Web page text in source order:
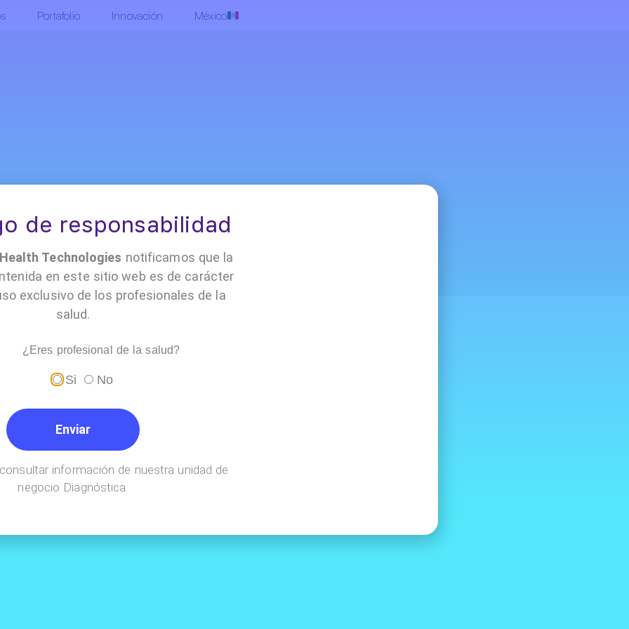
Portafolio Innovación México
• Políticas y documentación Trabaja con nosotros
de responsabilidad
Technologies notificamos que la
en este sitio web es de carácter
exclusivo de los profesionales de la
salud.
¿Eres profesional de la salud?
Si No
Enviar
información de nuestra unidad de
negocio Diagnóstica.